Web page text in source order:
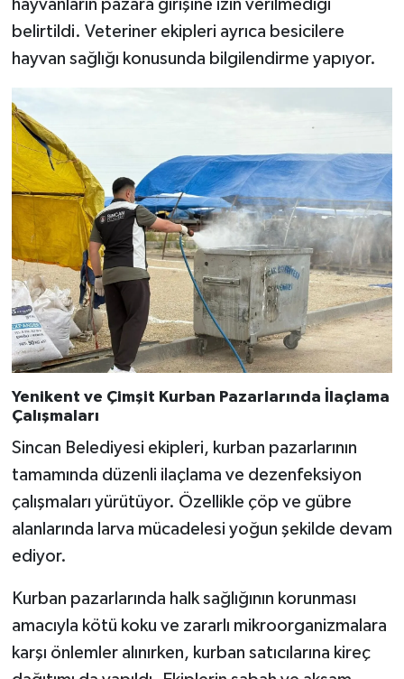
hayvanların pazara girişine izin verilmediği
belirtildi. Veteriner ekipleri ayrıca besicilere
hayvan sağlığı konusunda bilgilendirme yapıyor.
Yenikent ve Çimşit Kurban Pazarlarında İlaçlama
Çalışmaları
Sincan Belediyesi ekipleri, kurban pazarlarının
tamamında düzenli ilaçlama ve dezenfeksiyon
çalışmaları yürütüyor. Özellikle çöp ve gübre
alanlarında larva mücadelesi yoğun şekilde devam
ediyor.
Kurban pazarlarında halk sağlığının korunması
amacıyla kötü koku ve zararlı mikroorganizmalara
karşı önlemler alınırken, kurban satıcılarına kireç